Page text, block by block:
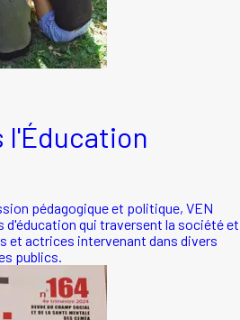
l'Éducation
pédagogique et politique, VEN
d'éducation qui traversent la société et
et actrices intervenant dans divers
publics.